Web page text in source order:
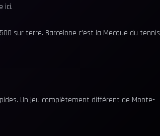
ici.
sur terre. Barcelone c'est la Mecque du tennis
Un jeu complètement différent de Monte-